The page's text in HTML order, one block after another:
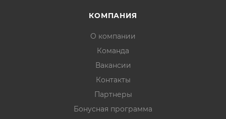
КОМПАНИЯ
О компании
Команда
Вакансии
Контакты
Партнеры
Бонусная программа